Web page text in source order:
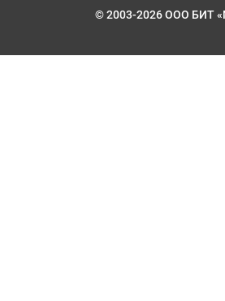
© 2003-2026 ООО БИТ